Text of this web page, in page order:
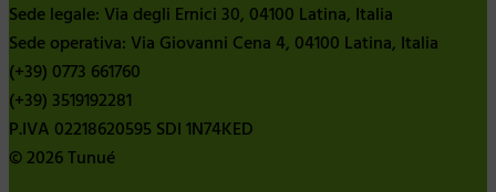
Sede legale: Via degli Ernici 30, 04100 Latina, Italia
Sede operativa: Via Giovanni Cena 4, 04100 Latina, Italia
(+39) 0773 661760
(+39) 3519192281
P.IVA 02218620595 SDI 1N74KED
© 2026 Tunué